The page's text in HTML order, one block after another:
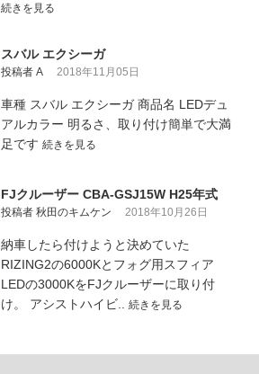
続きを見る
スバル エクシーガ
投稿者 A 2018年11月05日
車種 スバル エクシーガ 商品名 LEDデュ
アルカラー 明るさ、取り付け簡単で大満
足です 続きを見る
FJクルーザー CBA-GSJ15W H25年式
投稿者 秋田のキムケン 2018年10月26日
納車したら付けようと決めていた
RIZING2の6000Kとフォグ用スフィア
LEDの3000KをFJクルーザーに取り付
け。 アシストハイビ.. 続きを見る